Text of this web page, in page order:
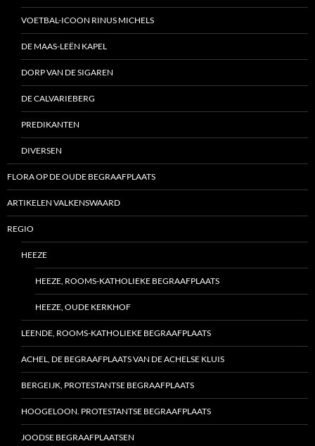
VOETBAL-ICOON RINUS MICHELS
DE MAAS-LEËN KAPEL
DORP VAN DE SIGAREN
DE CALVARIEBERG
PREDIKANTEN
DIVERSEN
FLORA OP DE OUDE BEGRAAFPLAATS
ARTIKELEN VALKENSWAARD
REGIO
HEEZE
HEEZE, ROOMS-KATHOLIEKE BEGRAAFPLAATS
HEEZE, OUDE KERKHOF
LEENDE, ROOMS-KATHOLIEKE BEGRAAFPLAATS
ACHEL, DE BEGRAAFPLAATS VAN DE ACHELSE KLUIS
BERGEIJK, PROTESTANTSE BEGRAAFPLAATS
HOOGELOON. PROTESTANTSE BEGRAAFPLAATS
JOODSE BEGRAAFPLAATSEN